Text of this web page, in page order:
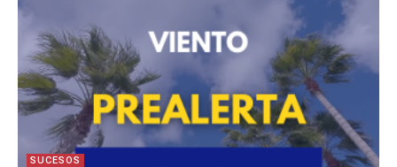
SUCESOS